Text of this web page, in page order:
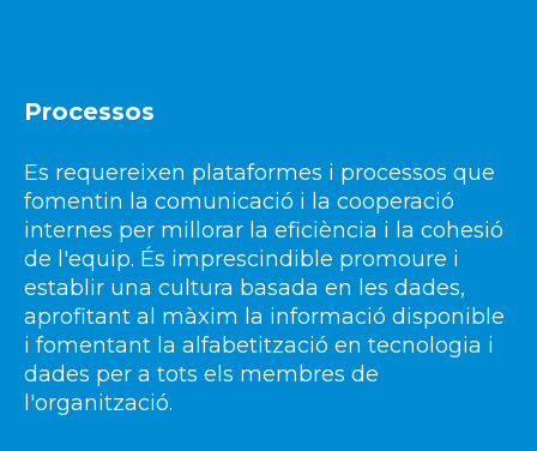
Processos
Es requereixen plataformes i processos que
fomentin la comunicació i la cooperació
internes per millorar la eficiència i la cohesió
de l'equip. És imprescindible promoure i
establir una cultura basada en les dades,
aprofitant al màxim la informació disponible
i fomentant la alfabetització en tecnologia i
dades per a tots els membres de
l'organització.